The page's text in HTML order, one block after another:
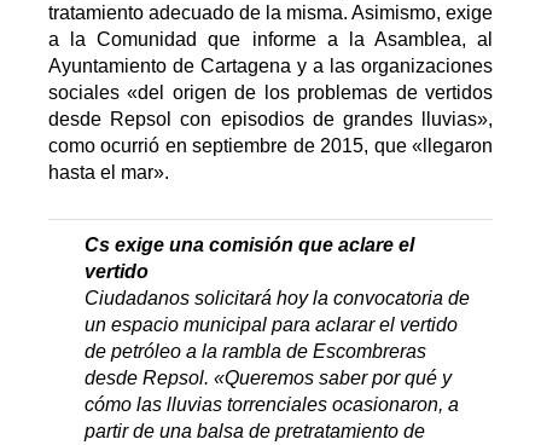
tratamiento adecuado de la misma. Asimismo, exige
a la Comunidad que informe a la Asamblea, al
Ayuntamiento de Cartagena y a las organizaciones
sociales «del origen de los problemas de vertidos
desde Repsol con episodios de grandes lluvias»,
como ocurrió en septiembre de 2015, que «llegaron
hasta el mar».
Cs exige una comisión que aclare el
vertido
Ciudadanos solicitará hoy la convocatoria de
un espacio municipal para aclarar el vertido
de petróleo a la rambla de Escombreras
desde Repsol. «Queremos saber por qué y
cómo las lluvias torrenciales ocasionaron, a
partir de una balsa de pretratamiento de